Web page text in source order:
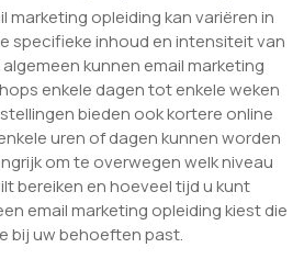
marketing opleiding kan variëren in
specifieke inhoud en intensiteit van
kunnen email marketing
enkele dagen tot enkele weken
bieden ook kortere online
uren of dagen kunnen worden
om te overwegen welk niveau
bereiken en hoeveel tijd u kunt
email marketing opleiding kiest die
bij uw behoeften past.